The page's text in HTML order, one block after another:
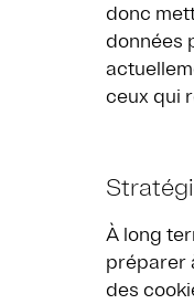
donc
données
ceux qui
À long
préparer
des